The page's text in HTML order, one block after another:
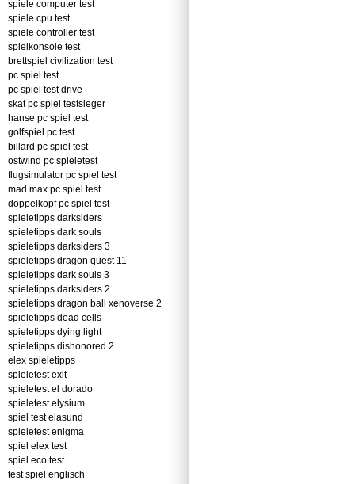
spiele computer test
spiele cpu test
spiele controller test
spielkonsole test
brettspiel civilization test
pc spiel test
pc spiel test drive
skat pc spiel testsieger
hanse pc spiel test
golfspiel pc test
billard pc spiel test
ostwind pc spieletest
flugsimulator pc spiel test
mad max pc spiel test
doppelkopf pc spiel test
spieletipps darksiders
spieletipps dark souls
spieletipps darksiders 3
spieletipps dragon quest 11
spieletipps dark souls 3
spieletipps darksiders 2
spieletipps dragon ball xenoverse 2
spieletipps dead cells
spieletipps dying light
spieletipps dishonored 2
elex spieletipps
spieletest exit
spieletest el dorado
spieletest elysium
spiel test elasund
spieletest enigma
spiel elex test
spiel eco test
test spiel englisch